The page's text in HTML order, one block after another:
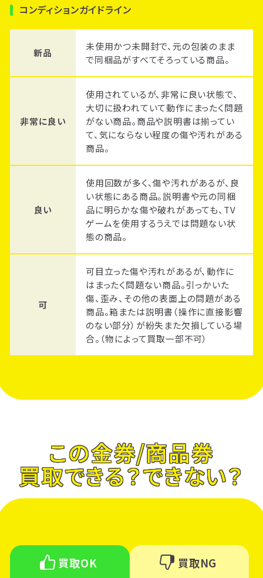
コンディションガイドライン
新品
未使用かつ未開封で、元の包装のまま
で同梱品がすべてそろっている商品。
非常に良い
使用されているが、非常に良い状態で、
大切に扱われていて動作にまったく問題
がない商品。商品や説明書は揃ってい
て、気にならない程度の傷や汚れがある
商品。
良い
使用回数が多く、傷や汚れがあるが、良
い状態にある商品。説明書や元の同梱
品に明らかな傷や破れがあっても、TV
ゲームを使用するうえでは問題ない状
態の商品。
可
可目立った傷や汚れがあるが、動作に
はまったく問題ない商品。引っかいた
傷、歪み、その他の表面上の問題がある
商品。箱または説明書（操作に直接影響
のない部分）が紛失また欠損している場
合。（物によって買取一部不可）
この金券/商品券
買取できる？できない？
買取OK 買取NG